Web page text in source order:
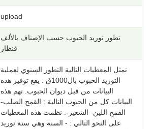
upload
تطور توريد الحبوب حسب الإصناف بالألف
قنطار
تمثل المعطيات التالية التطور السنوي لعملية
التوريد الحبوب بال1000ق . يقع توفير هذه
البيانات من قبل ديوان الحبوب. تهم هذه
البيانات كل من الحبوب التالية : القمح الصلب-
القمح اللين- الشعير-. نظمت هذه المعطيات
على النحو التالي : - السنة وهي سنة توريد